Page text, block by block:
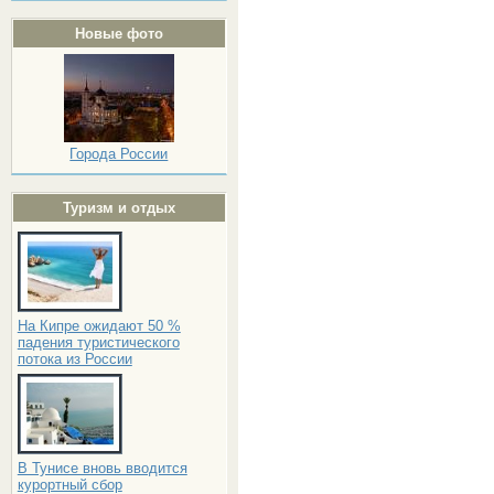
Новые фото
Города России
Туризм и отдых
На Кипре ожидают 50 %
падения туристического
потока из России
В Тунисе вновь вводится
курортный сбор